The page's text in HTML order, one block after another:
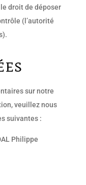
droit de déposer
(l’autorité
sur notre
veuillez nous
suivantes :
Philippe